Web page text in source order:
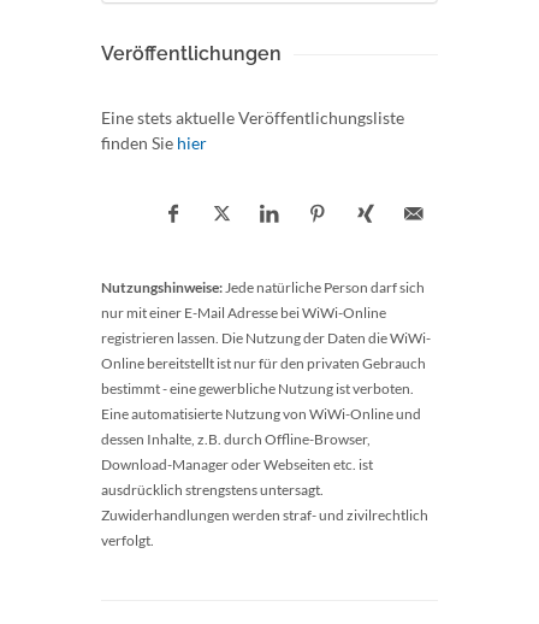
Veröffentlichungen
Eine stets aktuelle Veröffentlichungsliste
finden Sie hier
Nutzungshinweise:Jede natürliche Person darf sich
nur mit einer E-Mail Adresse bei WiWi-Online
registrieren lassen. Die Nutzung der Daten die WiWi-
Online bereitstellt ist nur für den privaten Gebrauch
bestimmt - eine gewerbliche Nutzung ist verboten.
Eine automatisierte Nutzung von WiWi-Online und
dessen Inhalte, z.B. durch Offline-Browser,
Download-Manager oder Webseiten etc. ist
ausdrücklich strengstens untersagt.
Zuwiderhandlungen werden straf- und zivilrechtlich
verfolgt.